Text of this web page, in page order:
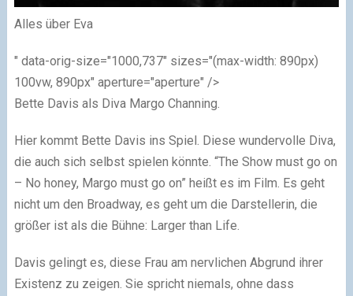
Alles über Eva
" data-orig-size="1000,737" sizes="(max-width: 890px)
100vw, 890px" aperture="aperture" />
Bette Davis als Diva Margo Channing.
Hier kommt Bette Davis ins Spiel. Diese wundervolle Diva,
die auch sich selbst spielen könnte. “The Show must go on
– No honey, Margo must go on” heißt es im Film. Es geht
nicht um den Broadway, es geht um die Darstellerin, die
größer ist als die Bühne: Larger than Life.
Davis gelingt es, diese Frau am nervlichen Abgrund ihrer
Existenz zu zeigen. Sie spricht niemals, ohne dass